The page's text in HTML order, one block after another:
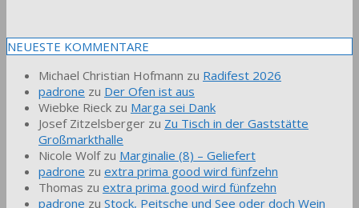
NEUESTE KOMMENTARE
Michael Christian Hofmann zu Radifest 2026
padrone zu Der Ofen ist aus
Wiebke Rieck zu Marga sei Dank
Josef Zitzelsberger zu Zu Tisch in der Gaststätte
Großmarkthalle
Nicole Wolfzu Marginalie (8) – Geliefert
padrone zu extra prima good wird fünfzehn
Thomas zu extra prima good wird fünfzehn
padrone zu Stock, Peitsche und See oder doch Wein